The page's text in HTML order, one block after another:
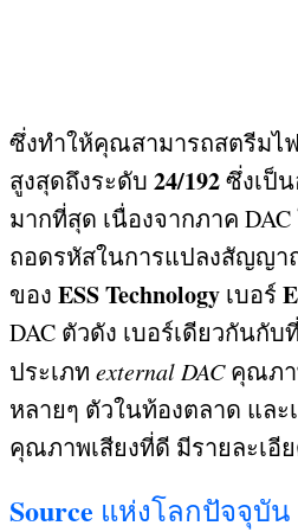
ซึ่งทำให้คุณสามารถสตรีมไ
สูงสุดถึงระดับ 24/192ซึ่งเป็
มากที่สุด เนื่องจากภาค DAC
ถอดรหัสในการแปลงสัญญ
ของ ESS Technology เบอร์
DAC ตัวดัง เบอร์เดียวกันกั
ประเภท external DAC คุณภา
หลายๆ ตัวในท้องตลาด แล
คุณภาพเสียงที่ดี มีรายละเอี
Source แห่งโลกปัจจุบั